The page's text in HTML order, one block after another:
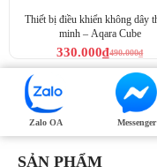
Thiết bị điều khiển không dây
minh – Aqara Cube
490.000₫
330.000₫
Zalo OA
Messenger
SẢN PHẨM